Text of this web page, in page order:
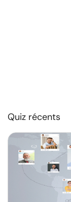
Quiz récents